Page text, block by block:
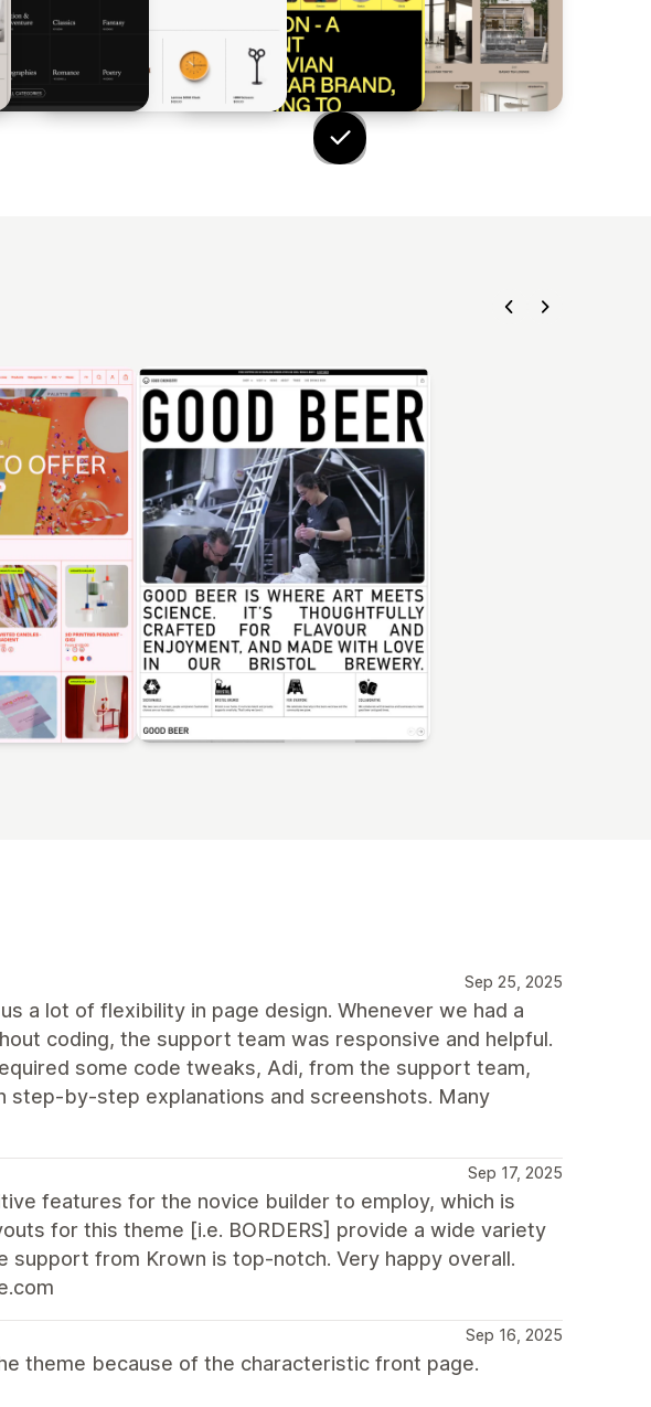
Sep 25, 2025
a lot of flexibility in page design. Whenever we had a
coding, the support team was responsive and helpful.
some code tweaks, Adi, from the support team,
by-step explanations and screenshots. Many
Sep 17, 2025
features for the novice builder to employ, which is
for this theme [i.e. BORDERS] provide a wide variety
from Krown is top-notch. Very happy overall.
Sep 16, 2025
theme because of the characteristic front page.